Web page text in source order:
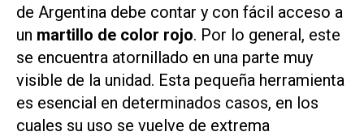
de Argentina debe contar y con fácil acceso a
un martillo de color rojo. Por lo general, este
se encuentra atornillado en una parte muy
visible de la unidad. Esta pequeña herramienta
es esencial en determinados casos, en los
cuales su uso se vuelve de extrema